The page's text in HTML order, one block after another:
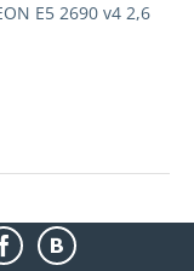
E5 2690 v4 2,6